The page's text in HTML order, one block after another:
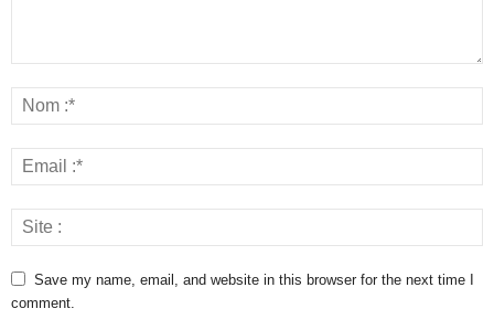
Save my name, email, and website in this browser for the next time I
comment.